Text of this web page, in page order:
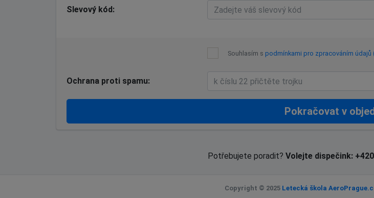
Slevový kód
Souhlasím s podmínkami pro zpracováním údajů
Ochrana proti spamu
Pokračovat v
Potřebujete poradit? Volejte dispečink:
Copyright © 2025 Letecká škola